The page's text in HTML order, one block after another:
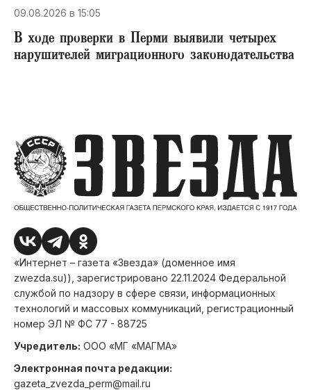
09.08.2026 в 15:05
В ходе проверки в Перми выявили четырех
нарушителей миграционного законодательства
«Интернет – газета «Звезда» (доменное имя
zwezda.su)), зарегистрировано 22.11.2024 Федеральной
службой по надзору в сфере связи, информационных
технологий и массовых коммуникаций, регистрационный
номер ЭЛ № ФС 77 - 88725
Учредитель: ООО «МГ «МАГМА»
Электронная почта редакции:
gazeta_zvezda_perm@mail.ru